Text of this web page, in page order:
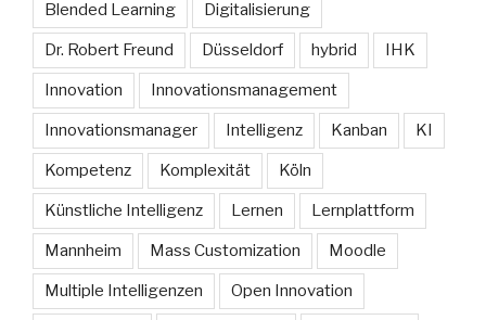
Blended Learning Digitalisierung
Dr. Robert Freund Düsseldorf hybrid IHK
Innovation Innovationsmanagement
Innovationsmanager Intelligenz Kanban KI
Kompetenz Komplexität Köln
Künstliche Intelligenz Lernen Lernplattform
Mannheim Mass Customization Moodle
Multiple Intelligenzen Open Innovation